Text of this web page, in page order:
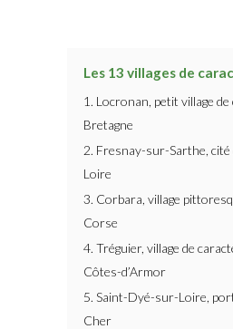
Les 13 villages de
1. Locronan, petit village
Bretagne
2. Fresnay-sur-Sarthe, cité
Loire
3. Corbara, village
Corse
4. Tréguier, village de
Côtes-d’Armor
5. Saint-Dyé-sur-Loire,
Cher